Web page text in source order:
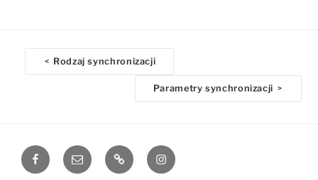
o
v
< Rodzaj synchronizacji
Parametry synchronizacji >
FacebookEmail www Instagram